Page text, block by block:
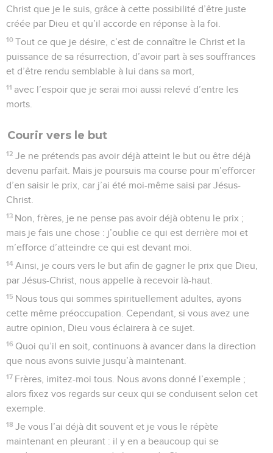
Recommandations
2 Évodie et Syntyche, je vous en prie, je vous en supplie,
vivez en bon accord dans la communion avec le Seigneur.
3 Et toi aussi, mon fidèle collègue, je te demande de les
aider ; elles ont en effet combattu avec moi pour répandre la
Bonne Nouvelle, ainsi qu’avec Clément et tous mes autres
collaborateurs, dont les noms se trouvent dans le livre de
4 Soyez toujours joyeux d’appartenir au Seigneur. Je le
répète : Soyez joyeux !
5 Que votre bonté soit évidente aux yeux de tous. Le
Seigneur viendra bientôt.
6 Ne vous inquiétez de rien, mais en toute circonstance
demandez à Dieu dans la prière ce dont vous avez besoin, et
faites-le avec un cœur reconnaissant.
7 Et la paix de Dieu, qui dépasse tout ce que l’on peut
imaginer, gardera vos cœurs et vos pensées en communion
avec Jésus-Christ.
8 Enfin, frères, portez votre attention sur tout ce qui est bon
et digne de louange : sur tout ce qui est vrai, respectable,
juste, pur, agréable et honorable.
9 Mettez en pratique ce que vous avez appris et reçu de moi,
ce que vous m’avez entendu dire et vu faire. Et le Dieu qui
accorde la paix sera avec vous.
Paul remercie les Philippiens pour leurs
dons
10 J’ai éprouvé une grande joie dans ma vie avec le